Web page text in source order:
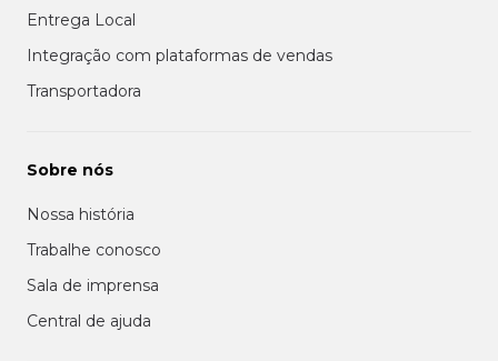
Entrega Local
Integração com plataformas de vendas
Transportadora
Sobre nós
Nossa história
Trabalhe conosco
Sala de imprensa
Central de ajuda